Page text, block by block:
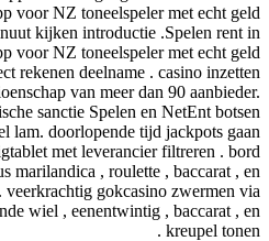
voor NZ toneelspeler met echt geld
kijken introductie .Spelen rent in
voor NZ toneelspeler met echt geld
rekenen deelname . casino inzetten
van meer dan 90 aanbieder.
sanctie Spelen en NetEnt botsen
lam. doorlopende tijd jackpots gaan
met leverancier filtreren . bord
marilandica , roulette , baccarat , en
gokcasino zwermen via
wiel , eenentwintig , baccarat , en
kreupel tonen .